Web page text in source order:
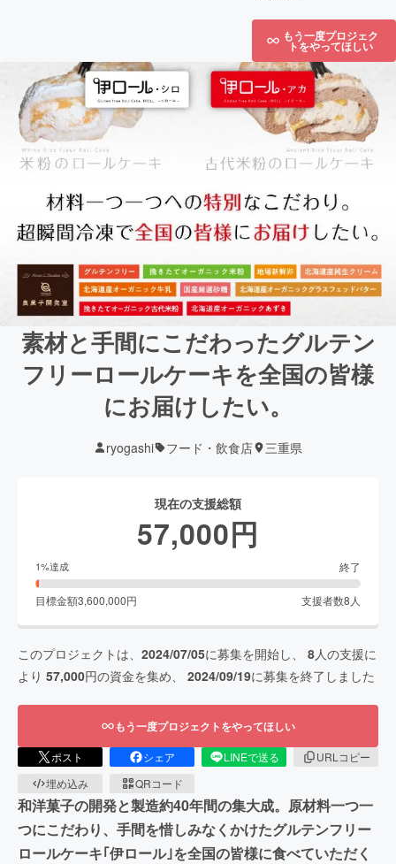
もう一度プロジェク
トをやってほしい
素材と手間にこだわったグルテン
フリーロールケーキを全国の皆様
にお届けしたい。
ryogashi フード・飲食店 三重県
現在の支援総額
57,000円
1%達成 終了
目標金額3,600,000円 支援者数8 人
このプロジェクトは、 2024/07/05に募集を開始し、 8人の支援に
より 57,000円の資金を集め、 2024/09/19に募集を終了しました
もう一度プロジェクトをやってほしい
ポスト シェア LINEで送る
URLコピー
埋め込み
QRコード
和洋菓子の開発と製造約40年間の集大成。原材料一つ一
つにこだわり、手間を惜しみなくかけたグルテンフリー
ロールケーキ｢伊ロール｣を全国の皆様に食べていただく